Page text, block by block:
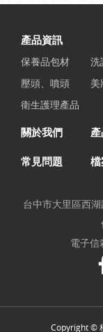
產品資訊
保養品包材 洗
壓頭、噴頭
衛生護理產品
關於我們
常見問題
台中市大里區西
電子信
Copyright ©